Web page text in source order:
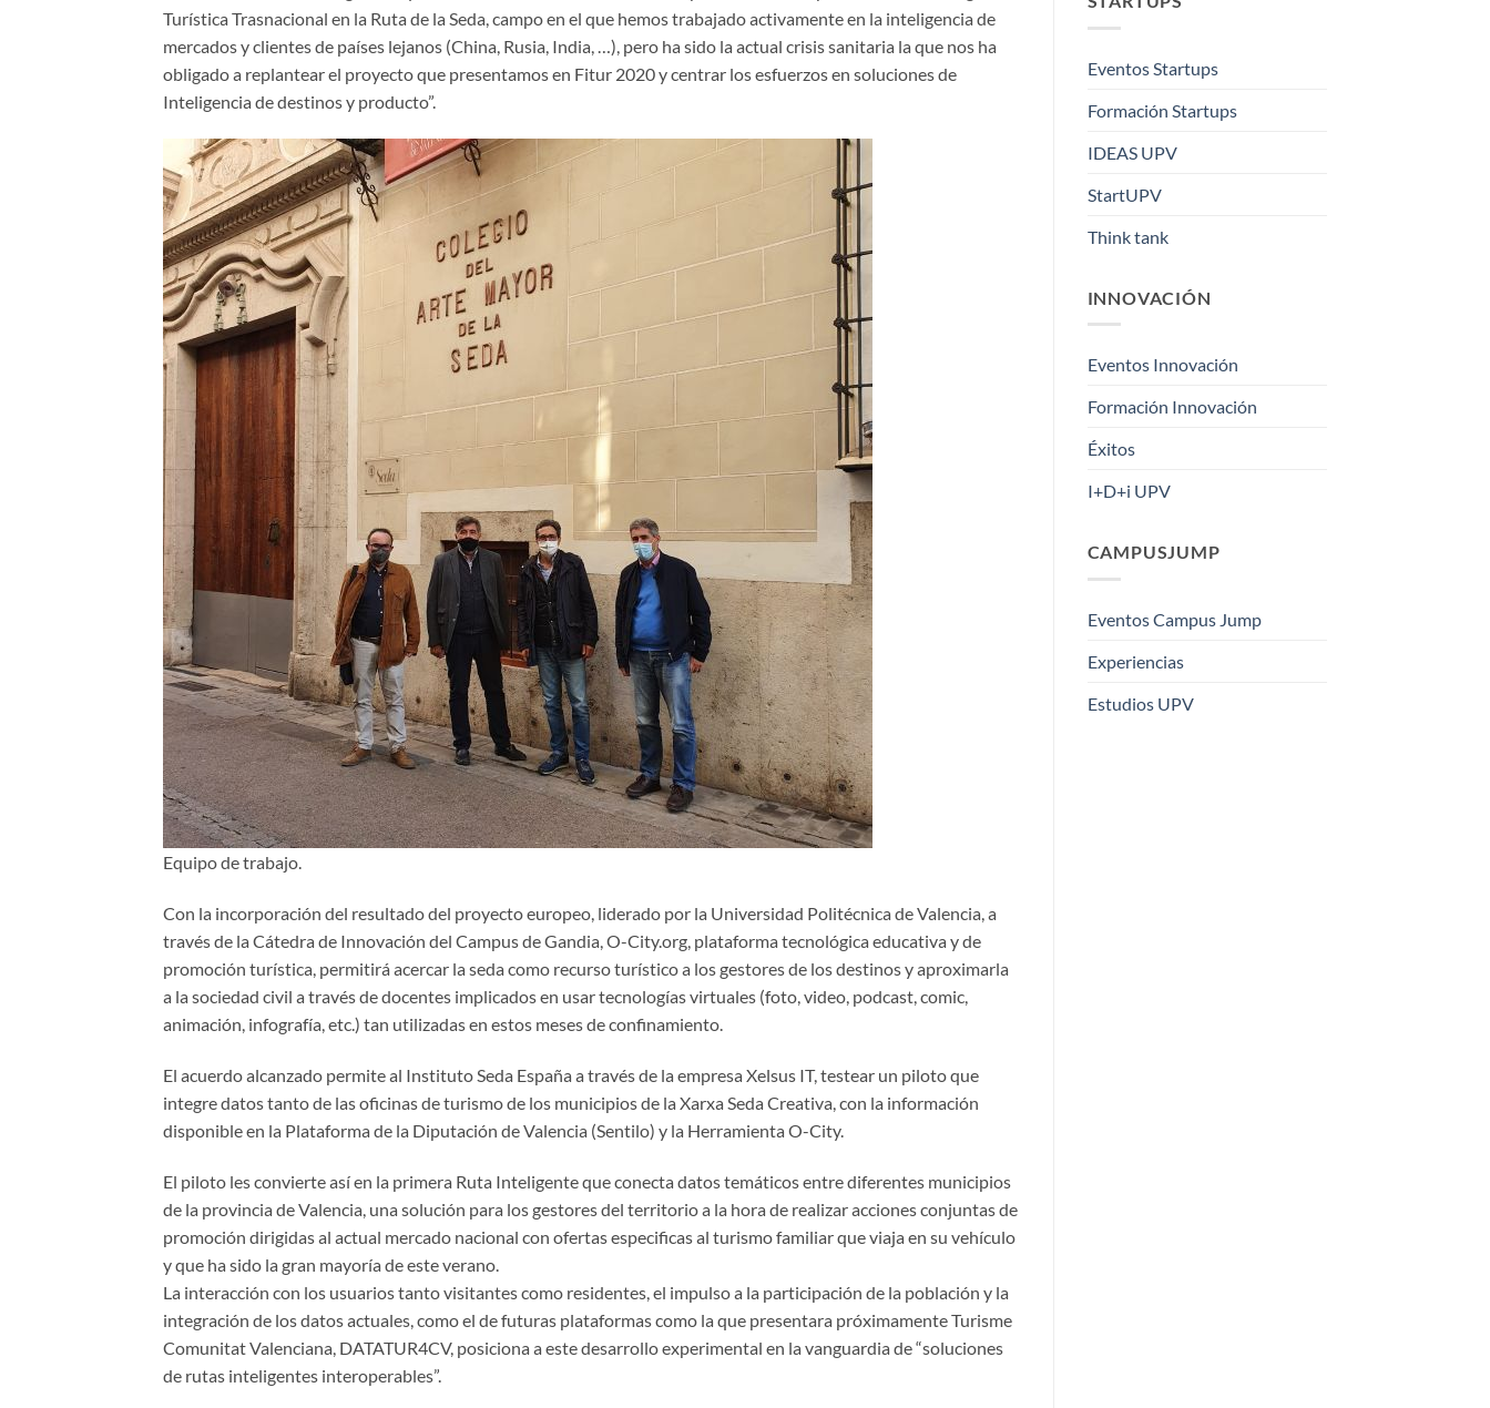
Turística Trasnacional en la Ruta de la Seda, campo en el que hemos trabajado activamente en la inteligencia de
mercados y clientes de países lejanos (China, Rusia, India, …), pero ha sido la actual crisis sanitaria la que nos ha
obligado a replantear el proyecto que presentamos en Fitur 2020 y centrar los esfuerzos en soluciones de
Inteligencia de destinos y producto”.
Equipo de trabajo.
Con la incorporación del resultado del proyecto europeo, liderado por la Universidad Politécnica de Valencia, a
través de la Cátedra de Innovación del Campus de Gandia, O-City.org, plataforma tecnológica educativa y de
promoción turística, permitirá acercar la seda como recurso turístico a los gestores de los destinos y aproximarla
a la sociedad civil a través de docentes implicados en usar tecnologías virtuales (foto, video, podcast, comic,
animación, infografía, etc.) tan utilizadas en estos meses de confinamiento.
El acuerdo alcanzado permite al Instituto Seda España a través de la empresa Xelsus IT, testear un piloto que
integre datos tanto de las oficinas de turismo de los municipios de la Xarxa Seda Creativa, con la información
disponible en la Plataforma de la Diputación de Valencia (Sentilo) y la Herramienta O-City.
El piloto les convierte así en la primera Ruta Inteligente que conecta datos temáticos entre diferentes municipios
de la provincia de Valencia, una solución para los gestores del territorio a la hora de realizar acciones conjuntas de
promoción dirigidas al actual mercado nacional con ofertas especificas al turismo familiar que viaja en su vehículo
y que ha sido la gran mayoría de este verano.
La interacción con los usuarios tanto visitantes como residentes, el impulso a la participación de la población y la
integración de los datos actuales, como el de futuras plataformas como la que presentara próximamente Turisme
Comunitat Valenciana, DATATUR4CV, posiciona a este desarrollo experimental en la vanguardia de “soluciones
de rutas inteligentes interoperables”.
Eventos Startups
Formación Startups
IDEAS UPV
StartUPV
Think tank
INNOVACIÓN
Eventos Innovación
Formación Innovación
Éxitos
I+D+i UPV
CAMPUSJUMP
Eventos Campus Jump
Experiencias
Estudios UPV